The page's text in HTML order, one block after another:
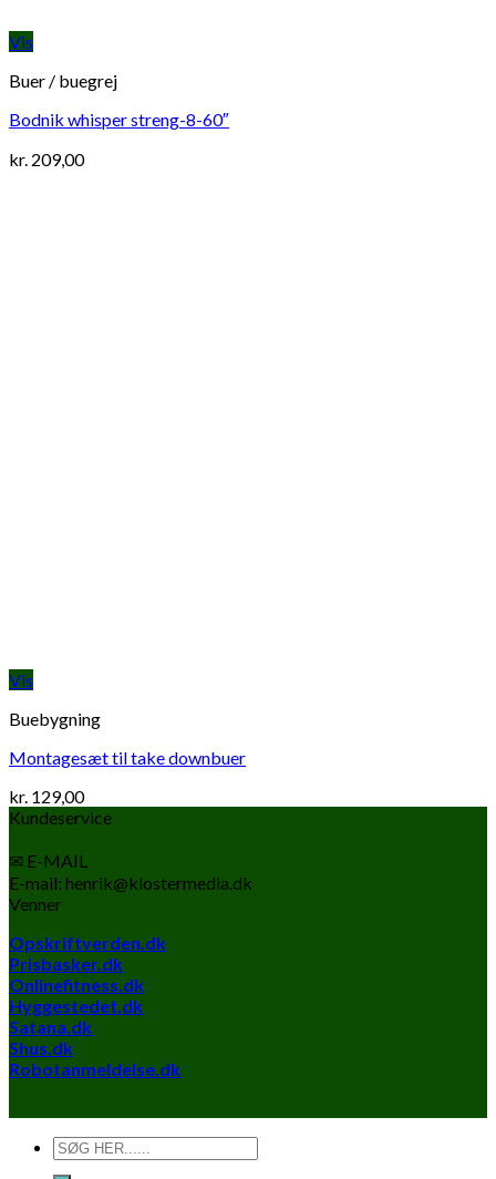
Vis
Buer / buegrej
Bodnik whisper streng-8-60″
kr. 209,00
Vis
Buebygning
Montagesæt til take downbuer
kr. 129,00
Kundeservice
✉ E-MAIL
E-mail: henrik@klostermedia.dk
Venner
Opskriftverden.dk
Prisbasker.dk
Onlinefitness.dk
Hyggestedet.dk
Satana.dk
Shus.dk
Robotanmeldelse.dk
Søg
efter: